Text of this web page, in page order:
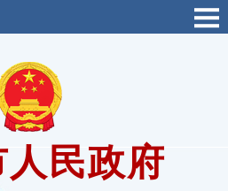
民政府